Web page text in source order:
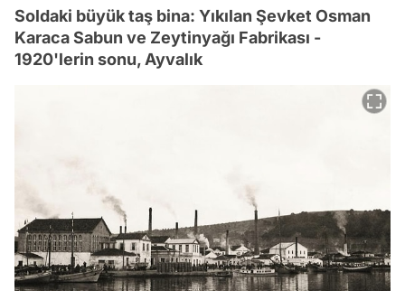
Soldaki büyük taş bina: Yıkılan Şevket Osman
Karaca Sabun ve Zeytinyağı Fabrikası -
1920'lerin sonu, Ayvalık